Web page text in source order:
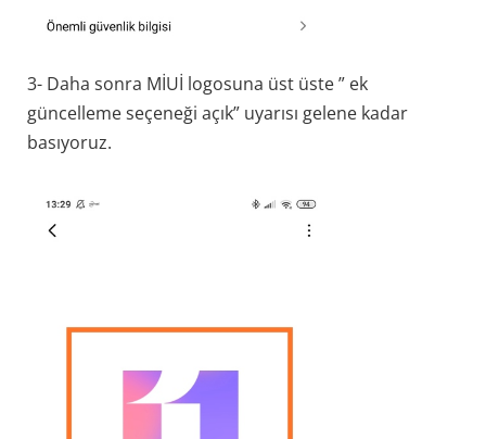
3- Daha sonra MİUİ logosuna üst üste ” ek
güncelleme seçeneği açık” uyarısı gelene kadar
basıyoruz.